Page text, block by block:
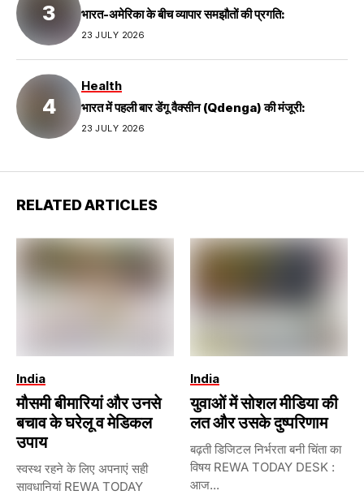
भारत-अमेरिका के बीच व्यापार समझौतों की प्रगति:
23 JULY 2026
Health
भारत में पहली बार डेंगू वैक्सीन (Qdenga) की मंजूरी:
23 JULY 2026
RELATED ARTICLES
India
मौसमी बीमारियां और उनसे
बचाव के घरेलू व मेडिकल
उपाय
स्वस्थ रहने के लिए अपनाएं सही
सावधानियां REWA TODAY
India
युवाओं में सोशल मीडिया की
लत और उसके दुष्परिणाम
बढ़ती डिजिटल निर्भरता बनी चिंता का
विषय REWA TODAY DESK :
आज...